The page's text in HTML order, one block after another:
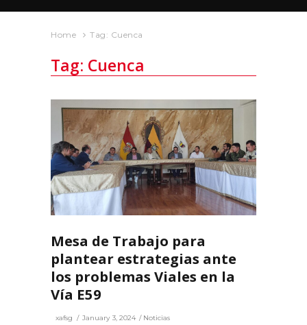
Home Tag: Cuenca
Tag: Cuenca
Mesa de Trabajo para
plantear estrategias ante
los problemas Viales en la
Vía E59
xafsg January 3, 2024
Noticias